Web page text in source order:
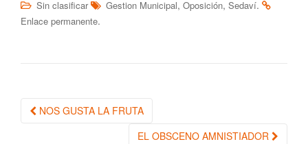
Sin clasificar Gestion Municipal, Oposición, Sedaví.
Enlace permanente.
Navegación de la entrada
NOS GUSTA LA FRUTA
EL OBSCENO AMNISTIADOR